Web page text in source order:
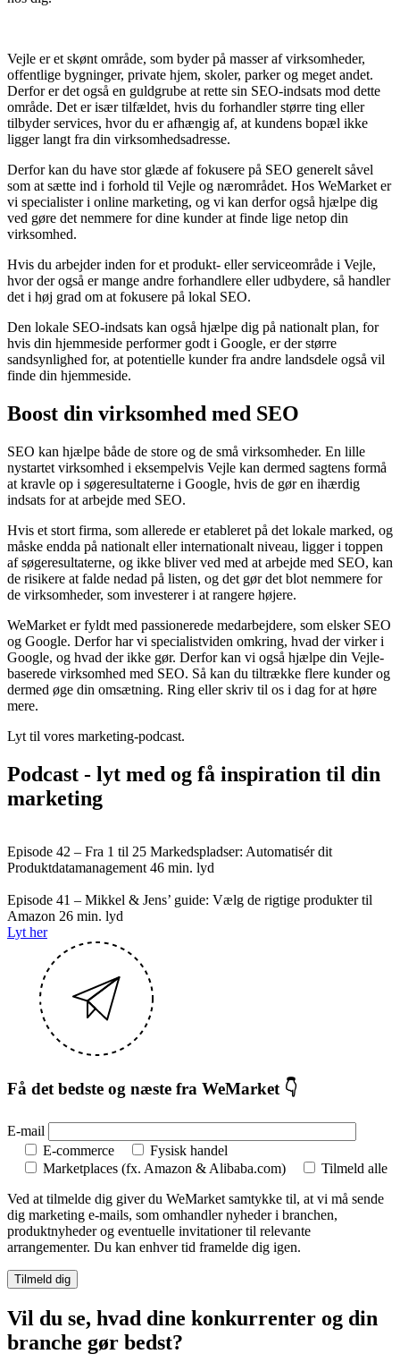
Vejle er et skønt område, som byder på masser af virksomheder,
offentlige bygninger, private hjem, skoler, parker og meget andet.
Derfor er det også en guldgrube at rette sin SEO-indsats mod dette
område. Det er især tilfældet, hvis du forhandler større ting eller
tilbyder services, hvor du er afhængig af, at kundens bopæl ikke
ligger langt fra din virksomhedsadresse.
Derfor kan du have stor glæde af fokusere på SEO generelt såvel
som at sætte ind i forhold til Vejle og nærområdet. Hos WeMarket er
vi specialister i online marketing, og vi kan derfor også hjælpe dig
ved gøre det nemmere for dine kunder at finde lige netop din
virksomhed.
Hvis du arbejder inden for et produkt- eller serviceområde i Vejle,
hvor der også er mange andre forhandlere eller udbydere, så handler
det i høj grad om at fokusere på lokal SEO.
Den lokale SEO-indsats kan også hjælpe dig på nationalt plan, for
hvis din hjemmeside performer godt i Google, er der større
sandsynlighed for, at potentielle kunder fra andre landsdele også vil
finde din hjemmeside.
Boost din virksomhed med SEO
SEO kan hjælpe både de store og de små virksomheder. En lille
nystartet virksomhed i eksempelvis Vejle kan dermed sagtens formå
at kravle op i søgeresultaterne i Google, hvis de gør en ihærdig
indsats for at arbejde med SEO.
Hvis et stort firma, som allerede er etableret på det lokale marked, og
måske endda på nationalt eller internationalt niveau, ligger i toppen
af søgeresultaterne, og ikke bliver ved med at arbejde med SEO, kan
de risikere at falde nedad på listen, og det gør det blot nemmere for
de virksomheder, som investerer i at rangere højere.
WeMarket er fyldt med passionerede medarbejdere, som elsker SEO
og Google. Derfor har vi specialistviden omkring, hvad der virker i
Google, og hvad der ikke gør. Derfor kan vi også hjælpe din Vejle-
baserede virksomhed med SEO. Så kan du tiltrække flere kunder og
dermed øge din omsætning. Ring eller skriv til os i dag for at høre
mere.
Lyt til vores marketing-podcast.
Podcast - lyt med og få inspiration til din
marketing
Episode 42 – Fra 1 til 25 Markedspladser: Automatisér dit
Produktdatamanagement 46 min. lyd
Episode 41 – Mikkel & Jens’ guide: Vælg de rigtige produkter til
Amazon 26 min. lyd
Lyt her
Få det bedste og næste fra WeMarket 👇
E-mail
E-commerce
Fysisk handel
Marketplaces (fx. Amazon & Alibaba.com)
Tilmeld alle
Ved at tilmelde dig giver du WeMarket samtykke til, at vi må sende
dig marketing e-mails, som omhandler nyheder i branchen,
produktnyheder og eventuelle invitationer til relevante
arrangementer. Du kan enhver tid framelde dig igen.
Vil du se, hvad dine konkurrenter og din
branche gør bedst?